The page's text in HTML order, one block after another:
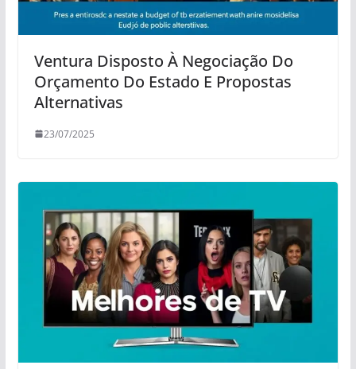
Ventura Disposto À Negociação Do
Orçamento Do Estado E Propostas
Alternativas
23/07/2025